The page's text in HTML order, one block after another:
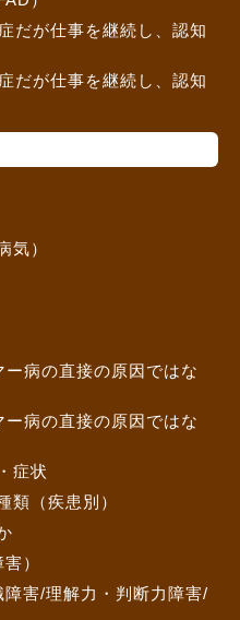
だが仕事を継続し、認知
だが仕事を継続し、認知
気）
病の直接の原因ではな
病の直接の原因ではな
症状
類（疾患別）
）
害/理解力・判断力障害/